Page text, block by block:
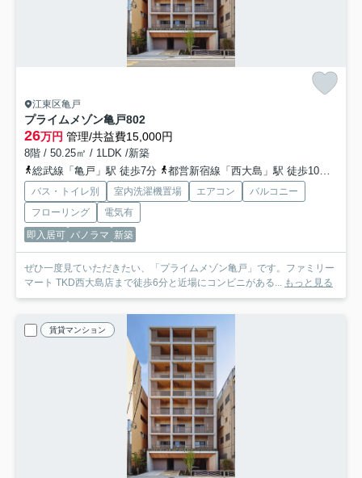
江東区亀戸
プライムメゾン亀戸802
26万円 管理/共益費15,000円
8階 / 50.25㎡ / 1LDK /新築
総武線「亀戸」駅 徒歩7分
都営新宿線「西大島」駅 徒歩10分
バス・トイレ別 室内洗濯機置場 エアコン
バルコニー
フローリング
電気有
即入居可 パノラマ 新築
ぜひ一度見ていただきたい、「プライムメゾン亀戸」です。ファミリー
マート TKD西大島店まで徒歩6分と近場にコンビニがある...
もっと見る
賃貸マンション